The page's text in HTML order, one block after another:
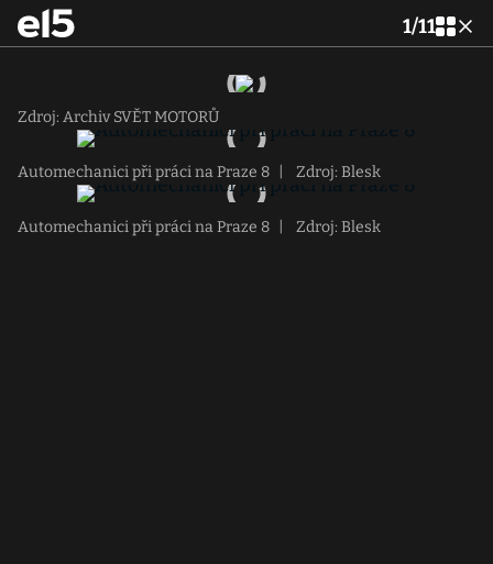
1/11
Zdroj: Archiv SVĚT MOTORŮ
Automechanici při práci na Praze 8 Zdroj: Blesk
Automechanici při práci na Praze 8 Zdroj: Blesk